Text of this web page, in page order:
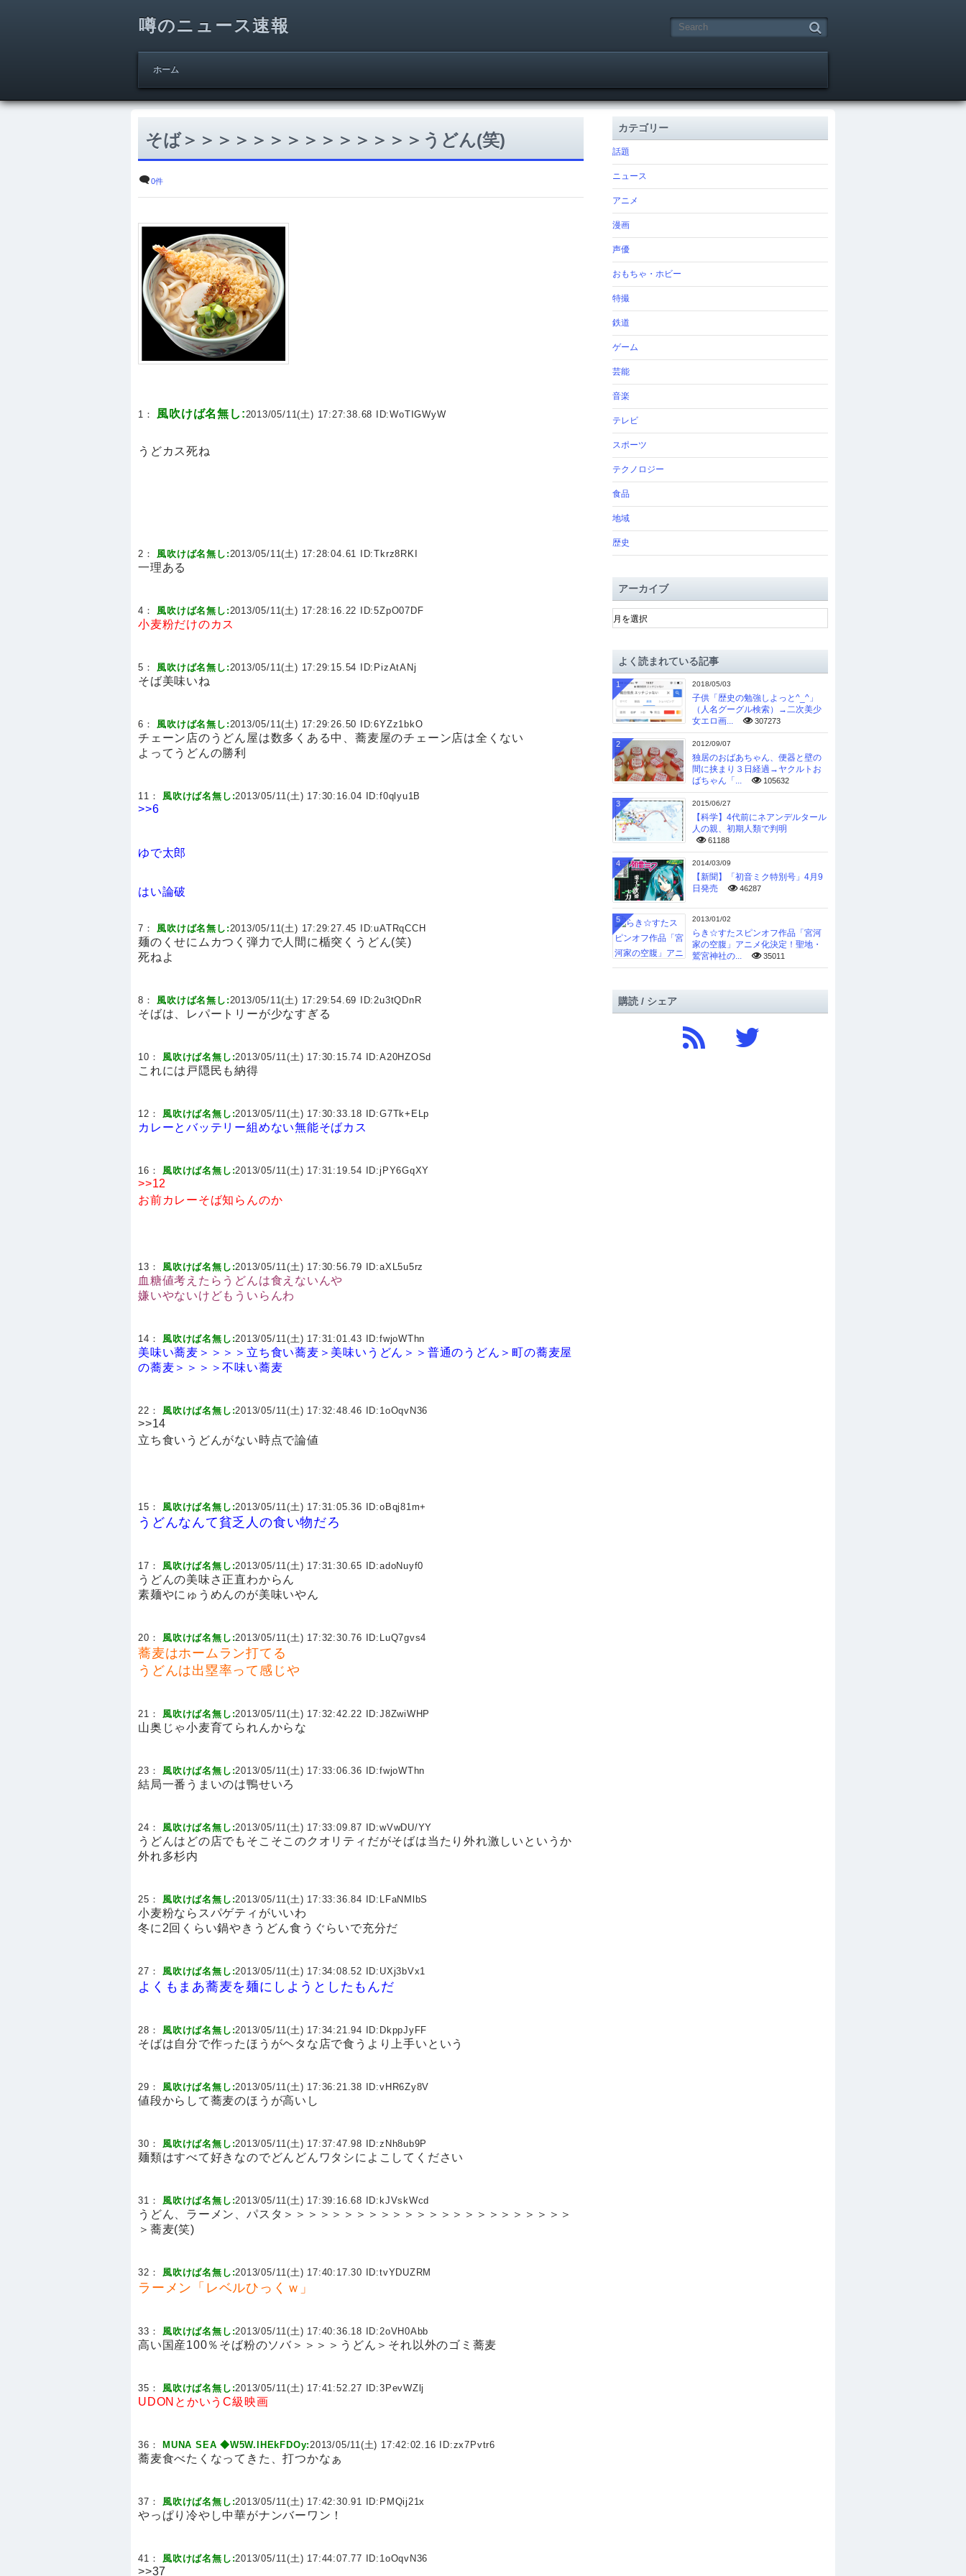
噂のニュース速報
ホーム
そば＞＞＞＞＞＞＞＞＞＞＞＞＞＞うどん(笑)
0件
1： 風吹けば名無し:2013/05/11(土) 17:27:38.68 ID:WoTIGWyW
うどカス死ね
2： 風吹けば名無し:2013/05/11(土) 17:28:04.61 ID:Tkrz8RKI
一理ある
4： 風吹けば名無し:2013/05/11(土) 17:28:16.22 ID:5ZpO07DF
小麦粉だけのカス
5： 風吹けば名無し:2013/05/11(土) 17:29:15.54 ID: PizAtANj
そば美味いね
6： 風吹けば名無し:2013/05/11(土) 17:29:26.50 ID:6YZz1bkO
チェーン店のうどん屋は数多くある中、蕎麦屋のチェーン店は全くない
よってうどんの勝利
11： 風吹けば名無し:2013/05/11(土) 17:30:16.04 ID:f0qlyu1B
>>6
ゆで太郎
はい論破
7： 風吹けば名無し:2013/05/11(土) 17:29:27.45 ID:uATRqCCH
麺のくせにムカつく弾力で人間に楯突くうどん(笑)
死ねよ
8： 風吹けば名無し:2013/05/11(土) 17:29:54.69 ID:2u3tQDnR
そばは、レパートリーが少なすぎる
10： 風吹けば名無し:2013/05/11(土) 17:30:15.74 ID:A20HZOSd
これには戸隠民も納得
12： 風吹けば名無し:2013/05/11(土) 17:30:33.18 ID:G7Tk+ELp
カレーとバッテリー組めない無能そばカス
16： 風吹けば名無し:2013/05/11(土) 17:31:19.54 ID:jPY6GqXY
>>12
お前カレーそば知らんのか
13： 風吹けば名無し:2013/05/11(土) 17:30:56.79 ID:aXL5u5rz
血糖値考えたらうどんは食えないんや
嫌いやないけどもういらんわ
14： 風吹けば名無し:2013/05/11(土) 17:31:01.43 ID:fwjoWThn
美味い蕎麦＞＞＞＞立ち食い蕎麦＞美味いうどん＞＞普通のうどん＞町の蕎麦屋
の蕎麦＞＞＞＞不味い蕎麦
22： 風吹けば名無し:2013/05/11(土) 17:32:48.46 ID: 1oOqvN36
>>14
立ち食いうどんがない時点で論値
15： 風吹けば名無し:2013/05/11(土) 17:31:05.36 ID:oBqj81m+
うどんなんて貧乏人の食い物だろ
17： 風吹けば名無し:2013/05/11(土) 17:31:30.65 ID:adoNuyf0
うどんの美味さ正直わからん
素麺やにゅうめんのが美味いやん
20： 風吹けば名無し:2013/05/11(土) 17:32:30.76 ID: LuQ7gvs4
蕎麦はホームラン打てる
うどんは出塁率って感じや
21： 風吹けば名無し:2013/05/11(土) 17:32:42.22 ID:J8ZwiWHP
山奥じゃ小麦育てられんからな
23： 風吹けば名無し:2013/05/11(土) 17:33:06.36 ID:fwjoWThn
結局一番うまいのは鴨せいろ
24： 風吹けば名無し:2013/05/11(土) 17:33:09.87 ID:wVwDU/YY
うどんはどの店でもそこそこのクオリティだがそばは当たり外れ激しいというか
外れ多杉内
25： 風吹けば名無し:2013/05/11(土) 17:33:36.84 ID: LFaNMlbS
小麦粉ならスパゲティがいいわ
冬に2回くらい鍋やきうどん食うぐらいで充分だ
27： 風吹けば名無し:2013/05/11(土) 17:34:08.52 ID: UXj3bVx1
よくもまあ蕎麦を麺にしようとしたもんだ
28： 風吹けば名無し:2013/05/11(土) 17:34:21.94 ID: DkppJyFF
そばは自分で作ったほうがヘタな店で食うより上手いという
29： 風吹けば名無し:2013/05/11(土) 17:36:21.38 ID:vHR6Zy8V
値段からして蕎麦のほうが高いし
30： 風吹けば名無し:2013/05/11(土) 17:37:47.98 ID:zNh8ub9P
麺類はすべて好きなのでどんどんワタシによこしてください
31： 風吹けば名無し:2013/05/11(土) 17:39:16.68 ID: kJVskWcd
うどん、ラーメン、パスタ＞＞＞＞＞＞＞＞＞＞＞＞＞＞＞＞＞＞＞＞＞＞＞＞
＞蕎麦(笑)
32： 風吹けば名無し:2013/05/11(土) 17:40:17.30 ID:tvYDUZRM
ラーメン「レベルひっくｗ」
33： 風吹けば名無し:2013/05/11(土) 17:40:36.18 ID:2oVH0Abb
高い国産100％そば粉のソバ＞＞＞＞うどん＞それ以外のゴミ蕎麦
35： 風吹けば名無し:2013/05/11(土) 17:41:52.27 ID:3PevWZlj
UDONとかいうC級映画
36： MUNA SEA ◆W5W.lHEkFDOy:2013/05/11(土) 17:42:02.16 ID:zx7Pvtr6
蕎麦食べたくなってきた、打つかなぁ
37： 風吹けば名無し:2013/05/11(土) 17:42:30.91 ID: PMQij21x
やっぱり冷やし中華がナンバーワン！
41： 風吹けば名無し:2013/05/11(土) 17:44:07.77 ID: 1oOqvN36
>>37
カテゴリー
話題
ニュース
アニメ
漫画
声優
おもちゃ・ホビー
特撮
鉄道
ゲーム
芸能
音楽
テレビ
スポーツ
テクノロジー
食品
地域
歴史
アーカイブ
ア
ー
ブよく読まれている記事
2018/05/03
子供「歴史の勉強しよっと^_^」
（人名グーグル検索）→二次美少
女エロ画...
307273
1
2012/09/07
独居のおばあちゃん、便器と壁の
間に挟まり３日経過→ヤクルトお
ばちゃん「...
105632
2
2015/06/27
【科学】4代前にネアンデルタール
人の親、初期人類で判明
61188
3
2014/03/09
【新聞】「初音ミク特別号」4月9
日発売
46287
4
2013/01/02
らき☆すたスピンオフ作品「宮河
家の空腹」アニメ化決定！聖地・
鷲宮神社の...
35011
5
購読 / シェア